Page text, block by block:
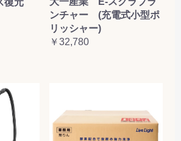
ンチャー (充電式小型ポ
リッシャー)
￥32,780